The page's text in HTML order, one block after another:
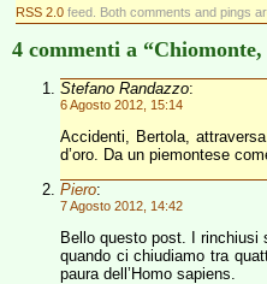
RSS 2.0 feed. Both comments and pings
4 commenti a
Stefano Randazzo:
6 Agosto 2012, 15:14
Accidenti, Bertola,
d’oro. Da un piemontese
Piero:
7 Agosto 2012, 14:42
Bello questo post. I rinchiusi
quando ci chiudiamo tra
paura dell’Homo sapiens.